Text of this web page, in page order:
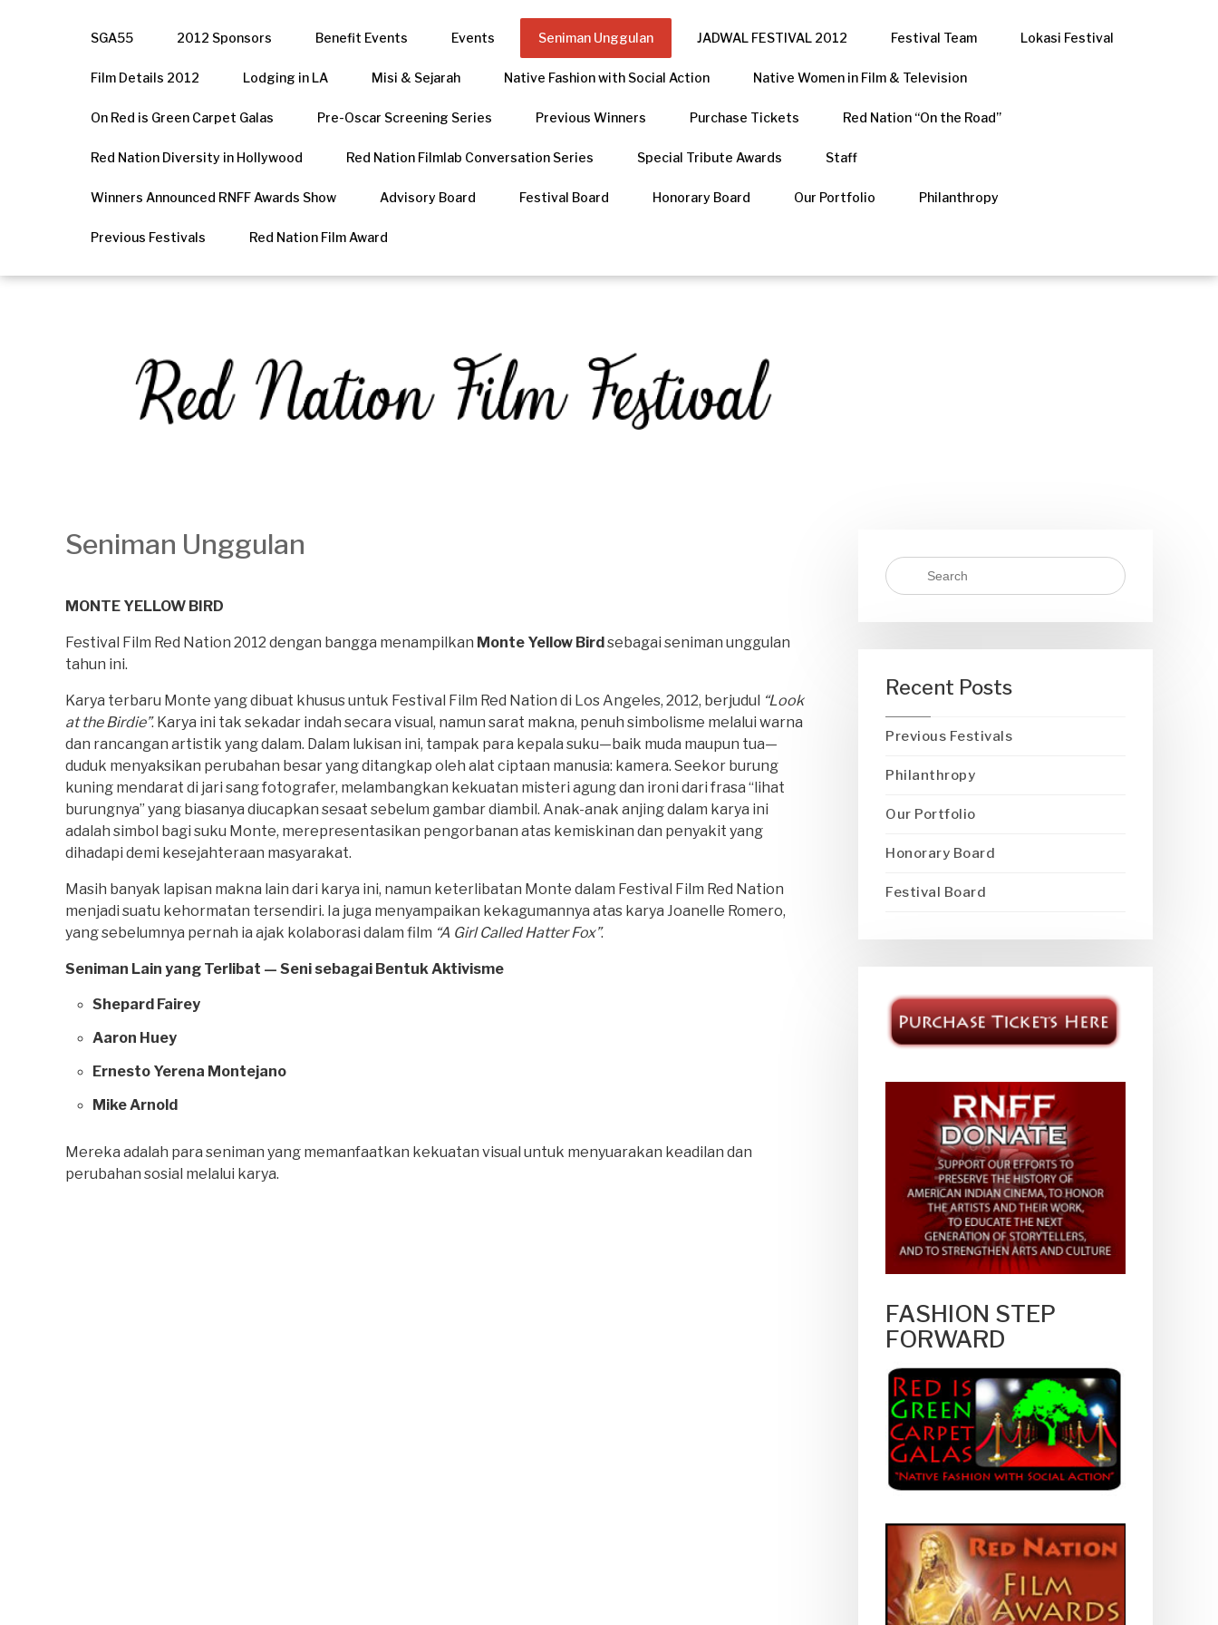
SGA55 2012 Sponsors Benefit Events Events Seniman Unggulan JADWAL FESTIVAL 2012 Festival Team Lokasi Festival
Film Details 2012 Lodging in LA Misi & Sejarah Native Fashion with Social Action Native Women in Film & Television
On Red is Green Carpet Galas Pre-Oscar Screening Series Previous Winners Purchase Tickets Red Nation “On the Road”
Red Nation Diversity in Hollywood Red Nation Filmlab Conversation Series Special Tribute Awards Staff
Winners Announced RNFF Awards Show Advisory Board Festival Board Honorary Board Our Portfolio Philanthropy
Previous Festivals Red Nation Film Award
Seniman Unggulan
MONTE YELLOW BIRD
Festival Film Red Nation 2012 dengan bangga menampilkan Monte Yellow Birdsebagai seniman unggulan
tahun ini.
Karya terbaru Monte yang dibuat khusus untuk Festival Film Red Nation di Los Angeles, 2012, berjudul “Look
at the Birdie”. Karya ini tak sekadar indah secara visual, namun sarat makna, penuh simbolisme melalui warna
dan rancangan artistik yang dalam. Dalam lukisan ini, tampak para kepala suku—baik muda maupun tua—
duduk menyaksikan perubahan besar yang ditangkap oleh alat ciptaan manusia: kamera. Seekor burung
kuning mendarat di jari sang fotografer, melambangkan kekuatan misteri agung dan ironi dari frasa “lihat
burungnya” yang biasanya diucapkan sesaat sebelum gambar diambil. Anak-anak anjing dalam karya ini
adalah simbol bagi suku Monte, merepresentasikan pengorbanan atas kemiskinan dan penyakit yang
dihadapi demi kesejahteraan masyarakat.
Masih banyak lapisan makna lain dari karya ini, namun keterlibatan Monte dalam Festival Film Red Nation
menjadi suatu kehormatan tersendiri. Ia juga menyampaikan kekagumannya atas karya Joanelle Romero,
yang sebelumnya pernah ia ajak kolaborasi dalam film “A Girl Called Hatter Fox”.
Seniman Lain yang Terlibat — Seni sebagai Bentuk Aktivisme
Shepard Fairey
Aaron Huey
Ernesto Yerena Montejano
Mike Arnold
Mereka adalah para seniman yang memanfaatkan kekuatan visual untuk menyuarakan keadilan dan
perubahan sosial melalui karya.
Recent Posts
Previous Festivals
Philanthropy
Our Portfolio
Honorary Board
Festival Board
FASHION STEP
FORWARD